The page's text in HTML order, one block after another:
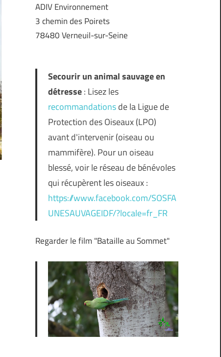
ADIV Environnement
3 chemin des Poirets
78480 Verneuil-sur-Seine
Secourir un animal sauvage en
détresse: Lisez les
recommandationsde la Ligue de
Protection des Oiseaux (LPO)
avant d'intervenir (oiseau ou
mammifère). Pour un oiseau
blessé, voir le réseau de bénévoles
qui récupèrent les oiseaux :
https://www.facebook.com/SOSFA
UNESAUVAGEIDF/?locale=fr_FR
Regarder le film "Bataille au Sommet"